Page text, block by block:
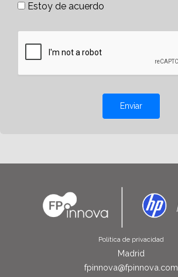
Estoy de acuerdo
Enviar
Política de privacidad
Madrid
fpinnova@fpinnova.com